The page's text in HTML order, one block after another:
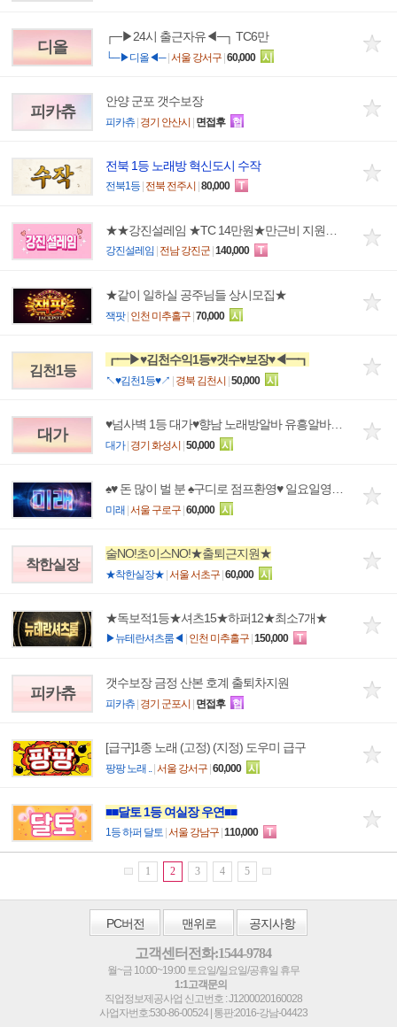
디올
┌─▶24시 출근자유◀─┐ TC6만
└─▶디올◀─| 서울 강서구 60,000 시
피카츄
안양 군포 갯수보장
피카츄 경기 안산시 면접후 협
전북 1등 노래방 혁신도시 수작
전북1등 전북 전주시 80,000 T
강진설레임 전남 강진군 140,000 T
★같이 일하실 공주님들 상시모집★
잭팟| 인천 미추홀구 70,000 시
김천1등
┏━▶♥김천수익1등♥갯수♥보장♥◀━┓
↖♥김천1등♥↗ 경북 김천시 50,000 시
대가
♥넘사벽 1등 대가♥향남 노래방알바 유흥알바♥출퇴근지원♥
대가| 경기 화성시 50,000 시
미래 서울 구로구 60,000 시
착한실장
술NO!초이스NO!★출퇴근지원★
★착한실장★ 서울 서초구 60,000 시
★독보적1등★셔츠15★하퍼12★최소7개★
▶뉴테란셔츠룸◀ 인천 미추홀구 150,000 T
피카츄
갯수보장 금정 산본 호계 출퇴차지원
피카츄 경기 군포시 면접후 협
[급구]1종 노래 (고정) (지정) 도우미 급구
팡팡 노래 ..| 서울 강서구 60,000 시
■■달토 1등 여실장 우연■■
1등 하퍼 달토 서울 강남구 110,000 T
1 2 3 4 5
PC버전 맨위로 공지사항
고객센터전화:1544-9784
월~금 10:00~19:00 토요일/일요일/공휴일 휴무
1:1고객문의
직업정보제공사업 신고번호 : J1200020160028
사업자번호:530-86-00524 | 통판:2016-강남-04423